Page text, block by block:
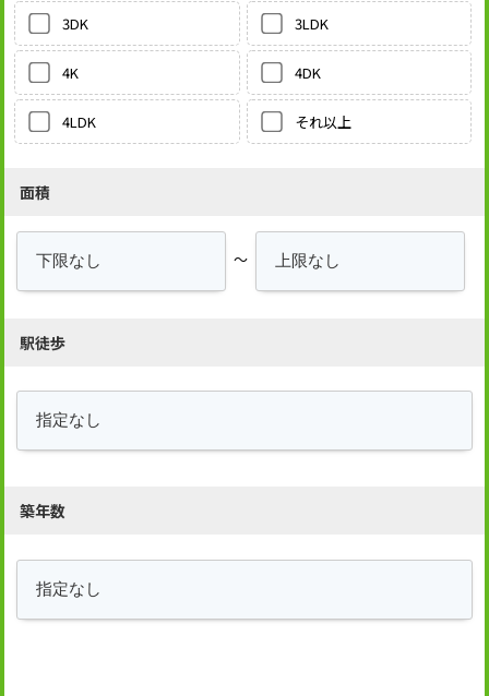
3DK 3LDK
4K 4DK
4LDK それ以上
面積
～
駅徒歩
築年数